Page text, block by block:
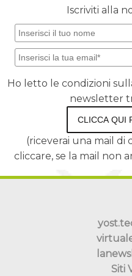
Iscriviti alla
Ho letto le condizioni
newsletter
CLICCA QUI
(riceverai una mail di
cliccare, se la mail non
Siti